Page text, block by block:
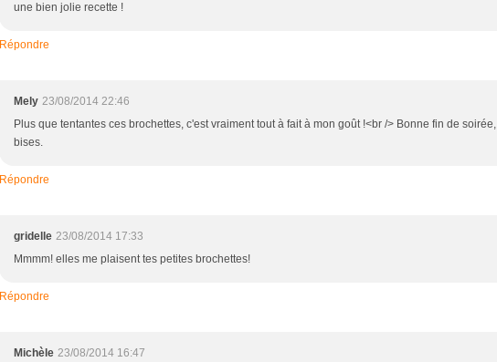
une bien jolie recette !
Répondre
Mely 23/08/2014 22:46
Plus que tentantes ces brochettes, c'est vraiment tout à fait à mon goût !<br /> Bonne fin de soirée,
bises.
Répondre
gridelle 23/08/2014 17:33
Mmmm! elles me plaisent tes petites brochettes!
Répondre
Michèle 23/08/2014 16:47